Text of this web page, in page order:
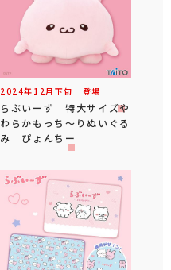
2024年 12 月 下旬 登場
らぶいーず 特大サイズや
わらかもっち～りぬいぐる
み ぴょんちー